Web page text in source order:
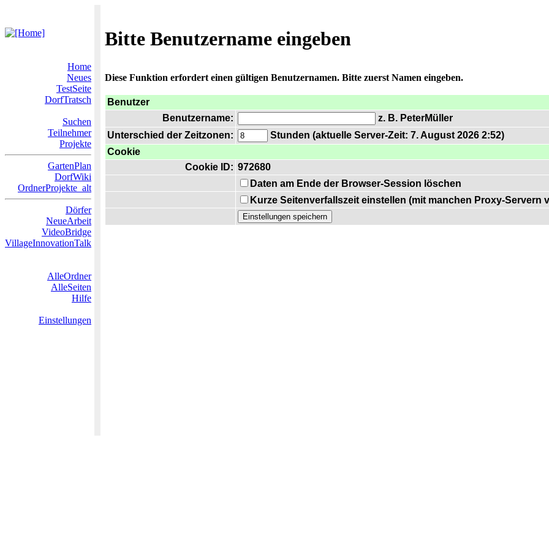
Bitte Benutzername eingeben
Home
Neues
TestSeite
DorfTratsch
Suchen
Teilnehmer
Projekte
GartenPlan
DorfWiki
OrdnerProjekte_alt
Dörfer
NeueArbeit
VideoBridge
VillageInnovationTalk
AlleOrdner
AlleSeiten
Hilfe
Einstellungen
Diese Funktion erfordert einen gültigen Benutzernamen. Bitte zuerst Namen eingeben.
Benutzer
Benutzername:
z. B. PeterMüller
Unterschied der Zeitzonen:
Stunden (aktuelle Server-Zeit: 7. August 2026 2:52)
Cookie
Cookie ID: 972680
Daten am Ende der Browser-Session löschen
Kurze Seitenverfallszeit einstellen (mit manchen Proxy-Servern